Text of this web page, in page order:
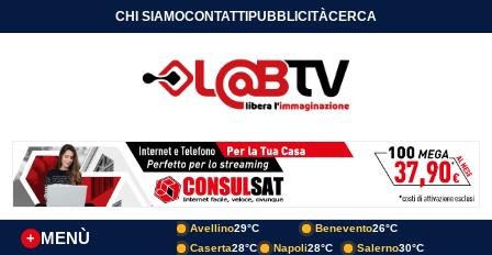
CHI SIAMOCONTATTIPUBBLICITÀCERCA
MENÙ
+
Avellino29°C Benevento26°C
Caserta28°C Napoli28°C Salerno30°C